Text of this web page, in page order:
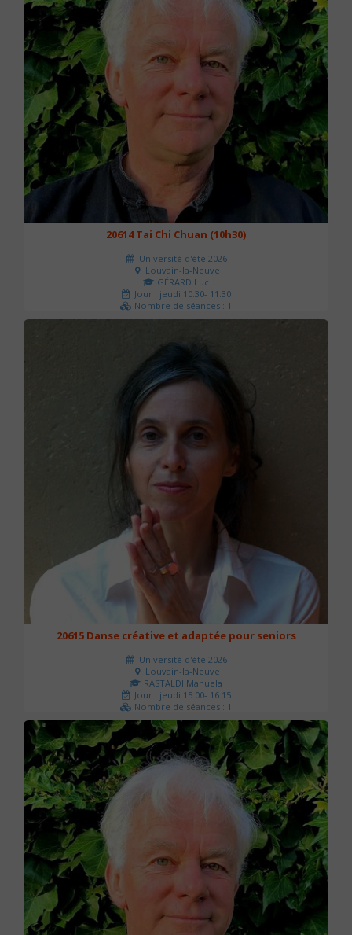
20614 Tai Chi Chuan (10h30)
Université d'été 2026
Louvain-la-Neuve
GÉRARD Luc
Jour : jeudi 10:30- 11:30
Nombre de séances : 1
0 €
20615 Danse créative et adaptée pour seniors
Université d'été 2026
Louvain-la-Neuve
RASTALDI Manuela
Jour : jeudi 15:00- 16:15
Nombre de séances : 1
0 €